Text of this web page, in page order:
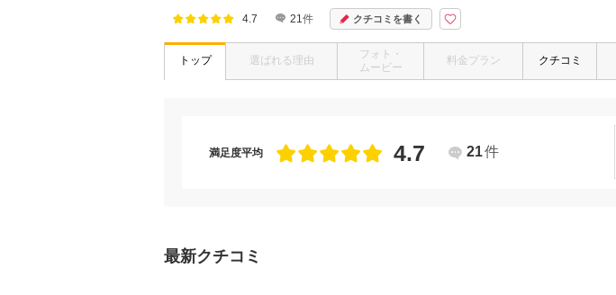
4.7 21件 クチコミを書く
トップ 選ばれる理由
フォト・
ムービー
料金プラン クチコミ
満足度平均 4.7 21件
最新クチコミ